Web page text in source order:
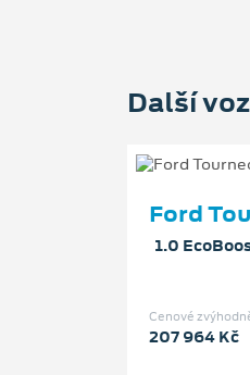
Další
1.0
Cenové
207 964 Kč